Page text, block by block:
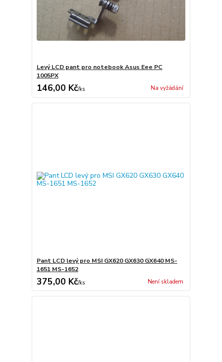
Levý LCD pant pro notebook Asus Eee PC
1005PX
146,00 Kč/ks Na vyžádání
Pant LCD levý pro MSI GX620 GX630 GX640 MS-
1651 MS-1652
375,00 Kč/ks Není skladem